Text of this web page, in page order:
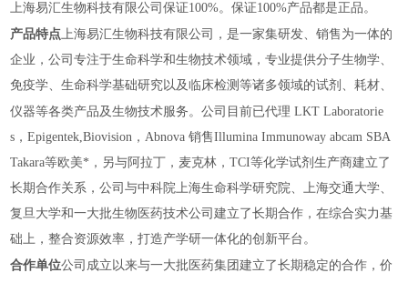
上海易汇生物科技有限公司保证100%。保证100%产品都是正品。
产品特点上海易汇生物科技有限公司，是一家集研发、销售为一体的
企业，公司专注于生命科学和生物技术领域，专业提供分子生物学、
免疫学、生命科学基础研究以及临床检测等诸多领域的试剂、耗材、
仪器等各类产品及生物技术服务。公司目前已代理 LKT Laboratorie
s，Epigentek,Biovision，Abnova 销售Illumina Immunoway abcam SBA
Takara等欧美*，另与阿拉丁，麦克林，TCI等化学试剂生产商建立了
长期合作关系，公司与中科院上海生命科学研究院、上海交通大学、
复旦大学和一大批生物医药技术公司建立了长期合作，在综合实力基
础上，整合资源效率，打造产学研一体化的创新平台。
合作单位公司成立以来与一大批医药集团建立了长期稳定的合作，价